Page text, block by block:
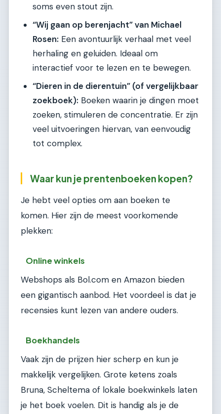
soms even stout zijn.
“Wij gaan op berenjacht” van Michael
Rosen: Een avontuurlijk verhaal met veel
herhaling en geluiden. Ideaal om
interactief voor te lezen en te bewegen.
“Dieren in de dierentuin” (of vergelijkbaar
zoekboek): Boeken waarin je dingen moet
zoeken, stimuleren de concentratie. Er zijn
veel uitvoeringen hiervan, van eenvoudig
tot complex.
Waar kun je prentenboeken kopen?
Je hebt veel opties om aan boeken te
komen. Hier zijn de meest voorkomende
plekken:
Online winkels
Webshops als Bol.com en Amazon bieden
een gigantisch aanbod. Het voordeel is dat je
recensies kunt lezen van andere ouders.
Boekhandels
Vaak zijn de prijzen hier scherp en kun je
makkelijk vergelijken. Grote ketens zoals
Bruna, Scheltema of lokale boekwinkels laten
je het boek voelen. Dit is handig als je de